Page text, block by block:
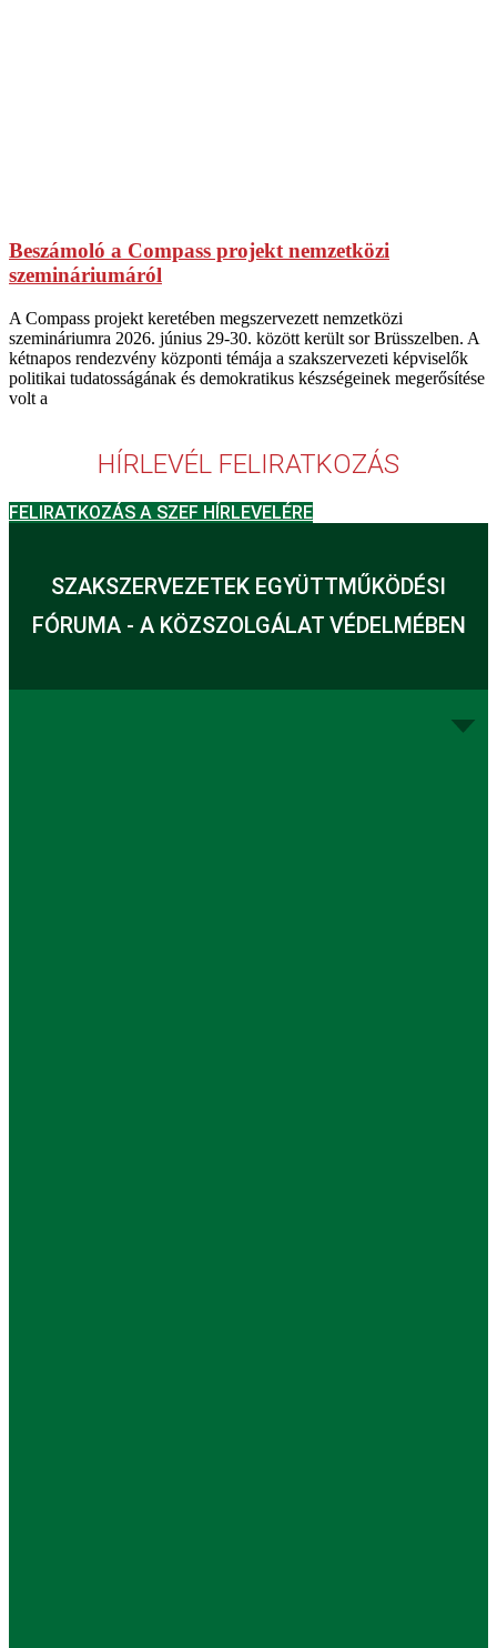
Beszámoló a Compass projekt nemzetközi
szemináriumáról
A Compass projekt keretében megszervezett nemzetközi
szemináriumra 2026. június 29-30. között került sor Brüsszelben. A
kétnapos rendezvény központi témája a szakszervezeti képviselők
politikai tudatosságának és demokratikus készségeinek megerősítése
volt a
HÍRLEVÉL FELIRATKOZÁS
FELIRATKOZÁS A SZEF HÍRLEVELÉRE
SZAKSZERVEZETEK EGYÜTTMŰKÖDÉSI
FÓRUMA - A KÖZSZOLGÁLAT VÉDELMÉBEN